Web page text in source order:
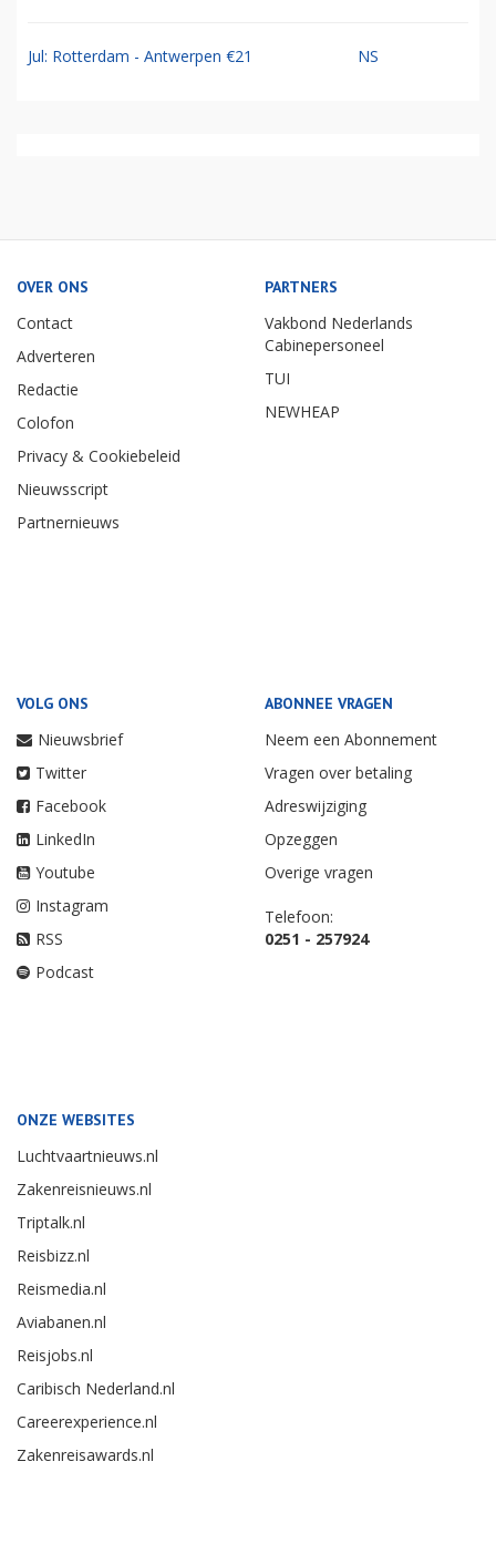
Jul: Rotterdam - Antwerpen €21 NS
OVER ONS
Contact
Adverteren
Redactie
Colofon
Privacy & Cookiebeleid
Nieuwsscript
Partnernieuws
PARTNERS
Vakbond Nederlands
Cabinepersoneel
TUI
NEWHEAP
VOLG ONS
Nieuwsbrief
Twitter
Facebook
LinkedIn
Youtube
Instagram
RSS
Podcast
ABONNEE VRAGEN
Neem een Abonnement
Vragen over betaling
Adreswijziging
Opzeggen
Overige vragen
Telefoon:
0251 - 257924
ONZE WEBSITES
Luchtvaartnieuws.nl
Zakenreisnieuws.nl
Triptalk.nl
Reisbizz.nl
Reismedia.nl
Aviabanen.nl
Reisjobs.nl
Caribisch Nederland.nl
Careerexperience.nl
Zakenreisawards.nl